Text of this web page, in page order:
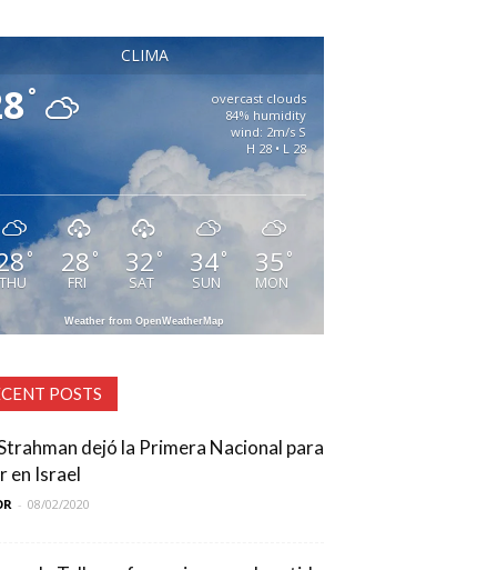
CLIMA
°
overcast clouds
84% humidity
wind: 2m/s S
H 28 • L 28
°
THU
28 °
FRI
32 °
SAT
34°
SUN
35 °
MON
Weather from OpenWeatherMap
POSTS
dejó la Primera Nacional para
en Israel
- 08/02/2020